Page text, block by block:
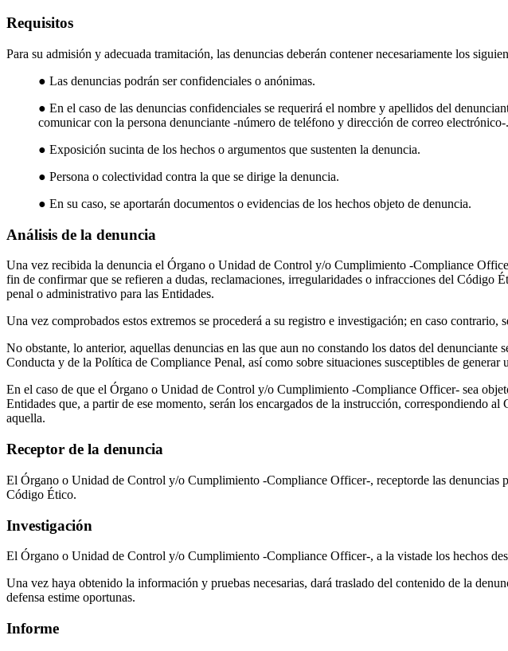
Requisitos
Para su admisión y adecuada tramitación, las denuncias deberán contener necesariamente los
● Las denuncias podrán ser confidenciales o anónimas.
● En el caso de las denuncias confidenciales se requerirá el nombre y apellidos del
comunicar con la persona denunciante -número de teléfono y dirección de correo electrónico-.
● Exposición sucinta de los hechos o argumentos que sustenten la denuncia.
● Persona o colectividad contra la que se dirige la denuncia.
● En su caso, se aportarán documentos o evidencias de los hechos objeto de denuncia.
Análisis de la denuncia
Una vez recibida la denuncia el Órgano o Unidad de Control y/o Cumplimiento -Compliance
fin de confirmar que se refieren a dudas, reclamaciones, irregularidades o infracciones del Código
penal o administrativo para las Entidades.
Una vez comprobados estos extremos se procederá a su registro e investigación; en caso contrario,
No obstante, lo anterior, aquellas denuncias en las que aun no constando los datos del
Conducta y de la Política de Compliance Penal, así como sobre situaciones susceptibles de
En el caso de que el Órgano o Unidad de Control y/o Cumplimiento -Compliance Officer- sea
Entidades que, a partir de ese momento, serán los encargados de la instrucción, correspondiendo
aquella.
Receptor de la denuncia
El Órgano o Unidad de Control y/o Cumplimiento -Compliance Officer-, receptorde las denuncias
Código Ético.
Investigación
El Órgano o Unidad de Control y/o Cumplimiento -Compliance Officer-, a la vistade los hechos
Una vez haya obtenido la información y pruebas necesarias, dará traslado del contenido de la
defensa estime oportunas.
Informe